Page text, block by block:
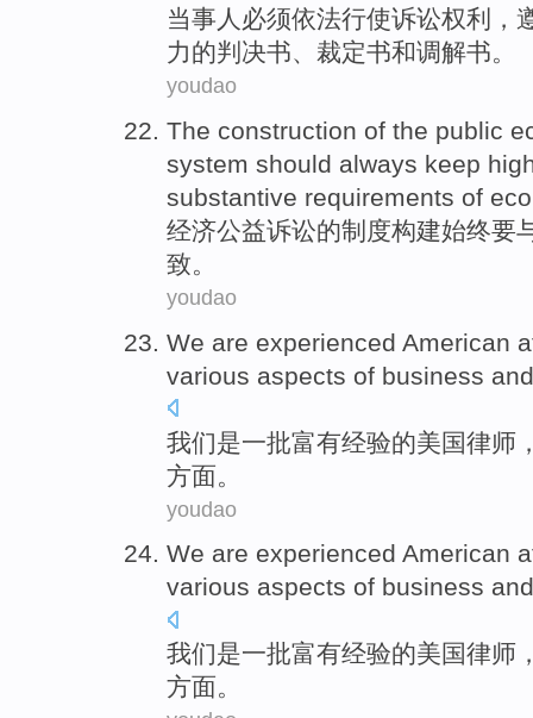
当事人 必须依法行使诉讼权利 ，
力的判决书、裁定书和调解书。
youdao
The construction of the public
system should always keep
substantive requirements of
经济公益诉讼的制度构建始终要
致。
youdao
We are experienced American
various aspects of business
我们是一批富有经验的美国律师
方面 。
youdao
We are experienced American
various aspects of business
我们是一批富有经验的美国律师
方面。